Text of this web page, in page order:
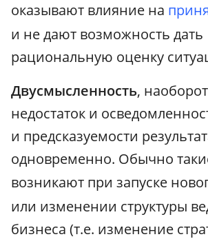
оказывают влияние на
и не дают возможность дать
рациональную оценку
Двусмысленность,
недостаток и
и предсказуемости
одновременно. Обычно
возникают при запуске
или изменении структуры
бизнеса (т.е. изменение